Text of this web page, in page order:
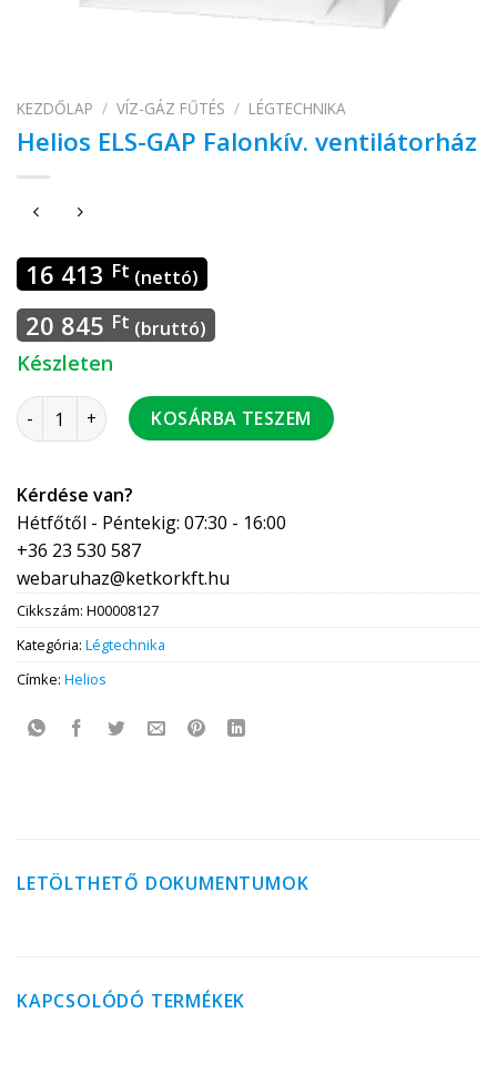
KEZDŐLAP / VÍZ-GÁZ FŰTÉS / LÉGTECHNIKA
Helios ELS-GAP Falonkív. ventilátorház
16 413 Ft (nettó)
20 845 Ft (bruttó)
Készleten
Helios ELS-GAP Falonkív. ventilátorház mennyiség
KOSÁRBA TESZEM
Kérdése van?
Hétfőtől - Péntekig: 07:30 - 16:00
+36 23 530 587
webaruhaz@ketkorkft.hu
Cikkszám: H00008127
Kategória: Légtechnika
Címke: Helios
LETÖLTHETŐ DOKUMENTUMOK
KAPCSOLÓDÓ TERMÉKEK